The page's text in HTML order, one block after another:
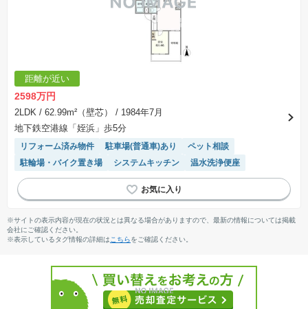
距離が近い
2598万円
2LDK / 62.99m²（壁芯）
/ 1984年7月
地下鉄空港線「姪浜」歩5分
リフォーム済み物件 駐車場(普通車)あり
ペット相談
駐輪場・バイク置き場
システムキッチン 温水洗浄便座
※サイトの表示内容が現在の状況とは異なる場合がありますので、最新の情報については掲載
会社にご確認ください。
※表示しているタグ情報の詳細は こちらをご確認ください。